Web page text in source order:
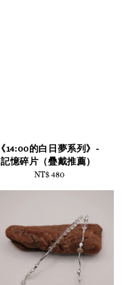
《14:00的白日夢系列》-
記憶碎片（疊戴推薦）
Regular
NT$ 480